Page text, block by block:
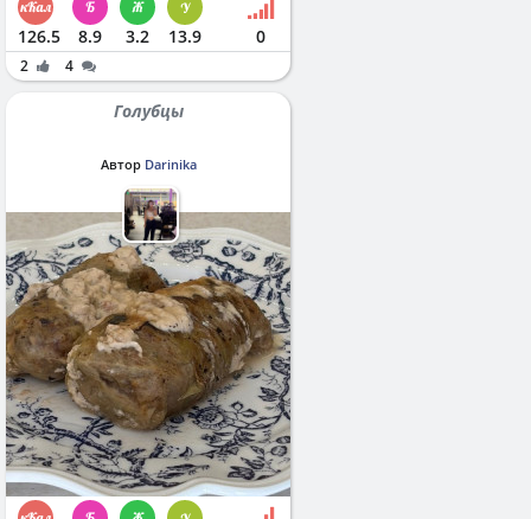
126.5 8.9 3.2 13.9 0
2 4
Голубцы
Автор Darinika